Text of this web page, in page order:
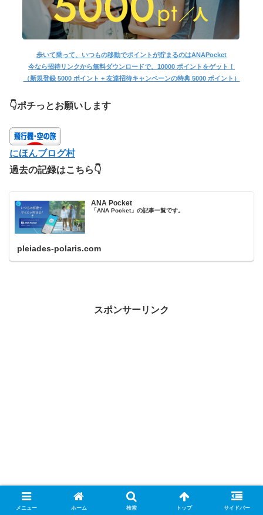
歩いて乗って、いつもの移動でポイントが貯まるのはANAPocket
今なら招待リンクから無料ダウンロードで、10000 ポイントをゲット！
（新規登録 5000 ポイント + 友達招待キャンペーンの特典 5000 ポイント）
👇ポチっとお願いします
にほんブログ村
過去の記録はこちら👇
ANA Pocket
「ANA Pocket」の記事一覧です。
pleiades-polaris.com
スポンサーリンク
メニュー ホーム 検索 トップ サイドバー